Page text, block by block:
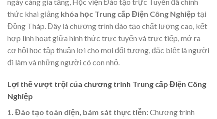
thức khai giảng khóa học Trung cấp Điện Công Nghiệp tại
Đồng Tháp. Đây là chương trình đào tạo chất lượng cao, kết
hợp linh hoạt giữa hình thức trực tuyến và trực tiếp, mở ra
cơ hội học tập thuận lợi cho mọi đối tượng, đặc biệt là người
đi làm và những người có con nhỏ.
Lợi thế vượt trội của chương trình Trung cấp Điện Công
Nghiệp
1. Đào tạo toàn diện, bám sát thực tiễn:Chương trình